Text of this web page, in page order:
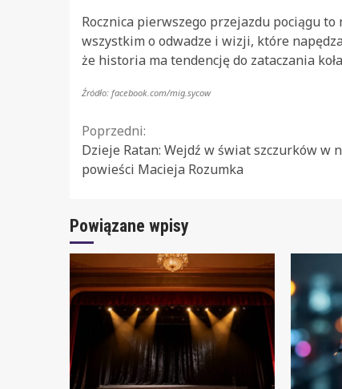
Rocznica pierwszego przejazdu pociągu
wszystkim o odwadze i wizji, które
że historia ma tendencję do zataczania
Źródło: facebook.com/mig.sycow
Continue
Reading
Poprzedni:
Dzieje Ratan: Wejdź w świat szczurków w
powieści Macieja Rozumka
Powiązane wpisy